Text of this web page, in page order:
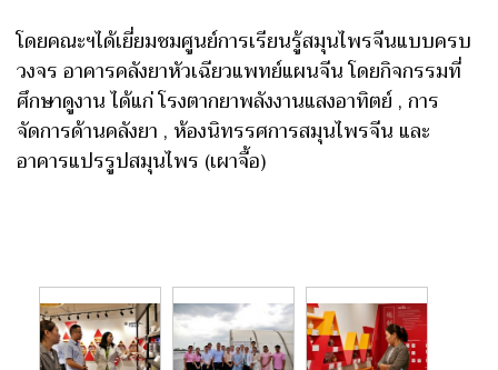
โดยคณะฯได้เยี่ยมชมศูนย์การเรียนรู้สมุนไพรจีนแบบครบ
วงจร อาคารคลังยาหัวเฉียวแพทย์แผนจีน โดยกิจกรรมที่
ศึกษาดูงาน ได้แก่ โรงตากยาพลังงานแสงอาทิตย์ , การ
จัดการด้านคลังยา , ห้องนิทรรศการสมุนไพรจีน และ
อาคารแปรรูปสมุนไพร (เผาจื้อ)